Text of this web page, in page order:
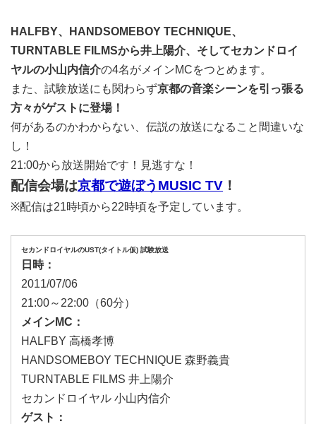
HALFBY、HANDSOMEBOY TECHNIQUE、
TURNTABLE FILMSから井上陽介、そしてセカンドロイ
ヤルの小山内信介の4名がメインMCをつとめます。
また、試験放送にも関わらず京都の音楽シーンを引っ張る
方々がゲストに登場！
何があるのかわからない、伝説の放送になること間違いな
し！
21:00から放送開始です！見逃すな！
配信会場は京都で遊ぼうMUSIC TV ！
※配信は21時頃から22時頃を予定しています。
セカンドロイヤルのUST(タイトル仮) 試験放送
日時：
2011/07/06
21:00～22:00（60分）
メインMC：
HALFBY 高橋孝博
HANDSOMEBOY TECHNIQUE 森野義貴
TURNTABLE FILMS 井上陽介
セカンドロイヤル 小山内信介
ゲスト：